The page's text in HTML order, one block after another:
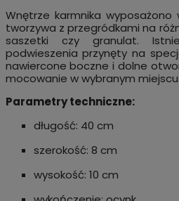
Wnętrze karmnika wyposażono
tworzywa z przegródkami na
saszetki czy granulat.
podwieszenia przynęty na
nawiercone boczne i dolne
mocowanie w wybranym miejscu.
Parametry techniczne:
długość: 40 cm
szerokość: 8 cm
wysokość: 10 cm